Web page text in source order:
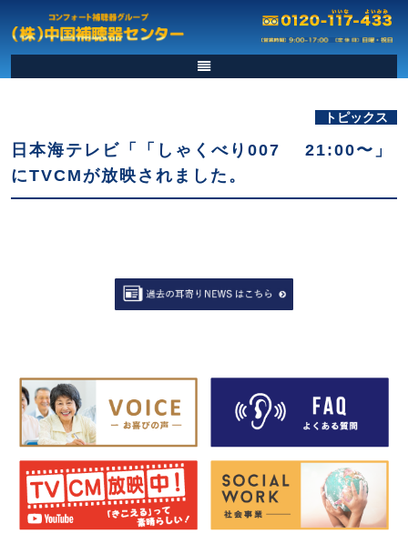
トピックス
日本海テレビ「「しゃくべり007 21:00〜」
にTVCMが放映されました。